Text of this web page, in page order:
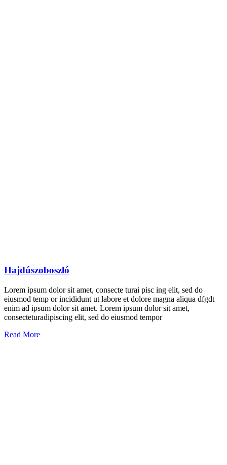
Hajdúszoboszló
Lorem ipsum dolor sit amet, consecte turai pisc ing elit, sed do
eiusmod temp or incididunt ut labore et dolore magna aliqua dfgdt
enim ad ipsum dolor sit amet. Lorem ipsum dolor sit amet,
consecteturadipiscing elit, sed do eiusmod tempor
Read More